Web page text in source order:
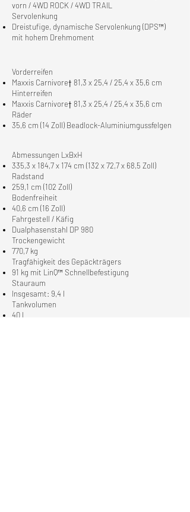
vorn / 4WD ROCK / 4WD TRAIL
Servolenkung
Dreistufige, dynamische Servolenkung (DPS™)
mit hohem Drehmoment
Vorderreifen
Maxxis Carnivore† 81,3 x 25,4 / 25,4 x 35,6 cm
Hinterreifen
Maxxis Carnivore† 81,3 x 25,4 / 25,4 x 35,6 cm
Räder
35,6 cm (14 Zoll) Beadlock-Aluminiumgussfelgen
Abmessungen LxBxH
335,3 x 184,7 x 174 cm (132 x 72,7 x 68,5 Zoll)
Radstand
259,1 cm (102 Zoll)
Bodenfreiheit
40,6 cm (16 Zoll)
Fahrgestell / Käfig
Dualphasenstahl DP 980
Trockengewicht
770,7 kg
Tragfähigkeit des Gepäckträgers
91 kg mit LinQ™ Schnellbefestigung
Stauraum
Insgesamt: 9,4 l
Tankvolumen
40 l